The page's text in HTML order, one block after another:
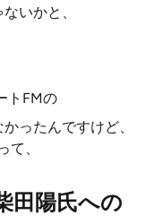
いかと、
トFMの
ったんですけど、
、
田陽氏への